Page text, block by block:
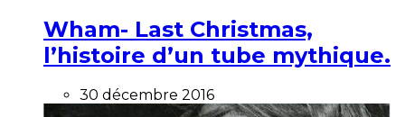
Wham- Last Christmas,
l’histoire d’un tube mythique.
30 décembre 2016